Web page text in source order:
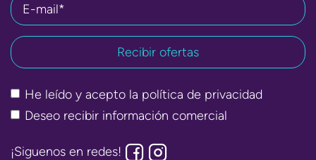
E-mail*
He leído y acepto la política de privacidad
Deseo recibir información comercial
¡Siguenos en redes!